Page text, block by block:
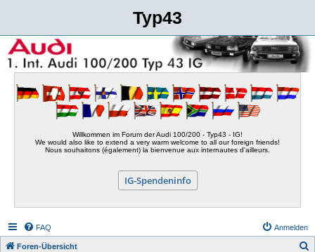
Typ43
Willkommen im Forum der Audi 100/200 - Typ43 - IG!
We would also like to extend a very warm welcome to all our foreign friends!
Nous souhaitons (également) la bienvenue aux internautes d'ailleurs.
IG-Spendeninfo
FAQ Anmelden
Foren-Übersicht